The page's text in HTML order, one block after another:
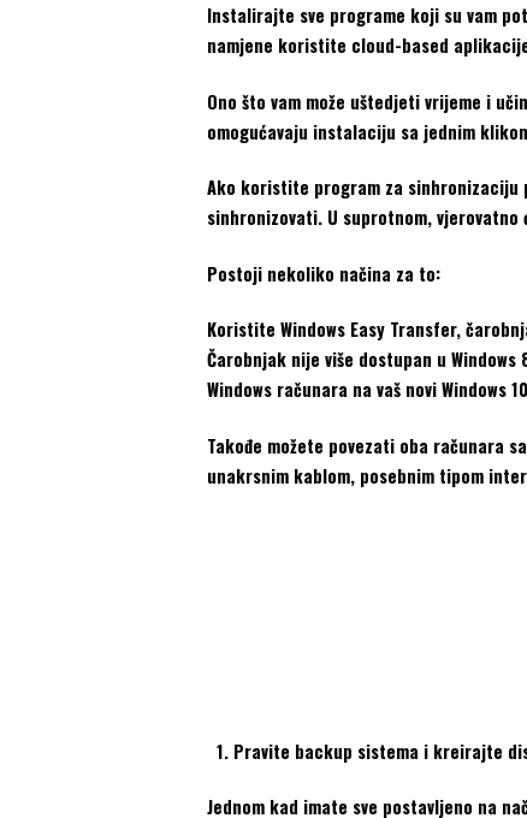
Instalirajte sve programe koji su vam
namjene koristite cloud-based
Ono što vam može uštedjeti vrijeme i
omogućavaju instalaciju sa jednim
Ako koristite program za sinhronizaciju
sinhronizovati. U suprotnom,
Postoji nekoliko načina za to:
Koristite Windows Easy Transfer,
Čarobnjak nije više dostupan u
Windows računara na vaš novi Windows
Takođe možete povezati oba računara
unakrsnim kablom, posebnim tipom
Pravite backup sistema i kreirajte
Jednom kad imate sve postavljeno na